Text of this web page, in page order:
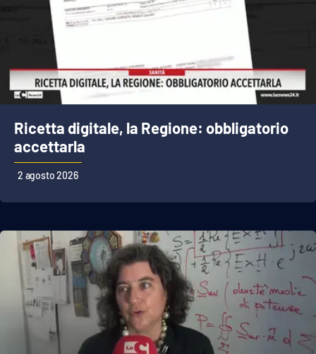
Android
Apple
Ricetta digitale, la Regione: obbligatorio
accettarla
2 agosto 2026